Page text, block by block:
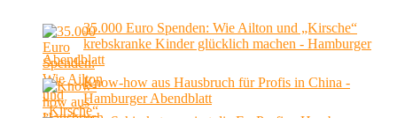
35.000 Euro Spenden: Wie Ailton und „Kirsche“
krebskranke Kinder glücklich machen - Hamburger
Abendblatt
Know-how aus Hausbruch für Profis in China -
Hamburger Abendblatt